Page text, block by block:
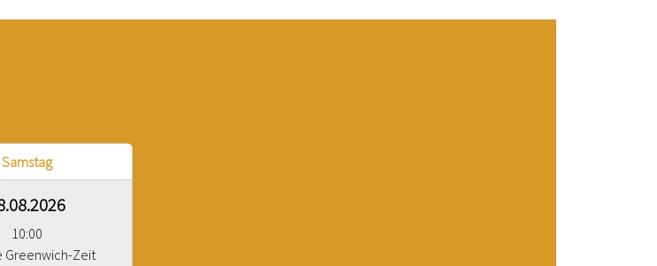
Samstag
10:00
Greenwich-Zeit